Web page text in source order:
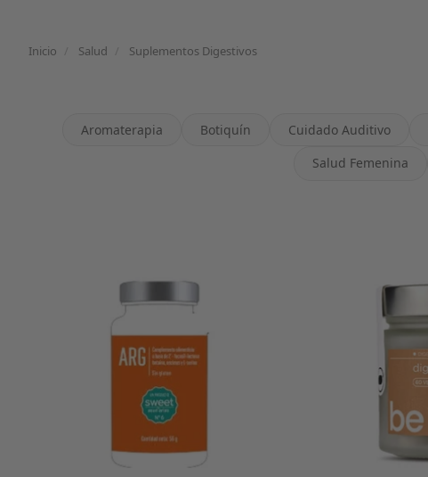
Inicio Salud Suplementos Digestivos
Aromaterapia Botiquín Cuidado Auditivo
Salud Femenina